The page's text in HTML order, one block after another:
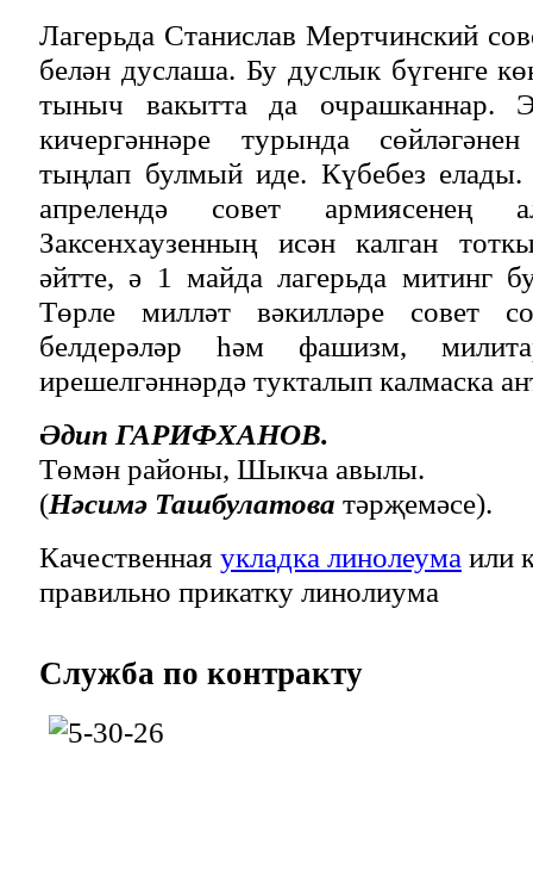
Лагерьда Станислав Мертчинский
белән дуслаша. Бу дуслык бүгенге
тыныч вакытта да очрашканнар.
кичергәннәре турында сөйләгәнен
тыңлап булмый иде. Күбебез
апрелендә совет армиясенең
Заксенхаузенның исән калган
әйтте, ә 1 майда лагерьда митинг
Төрле милләт вәкилләре совет
белдерәләр һәм фашизм,
ирешелгәннәрдә тукталып калмаска
Әдип ГАРИФХАНОВ.
Төмән районы, Шыкча авылы.
(Нәсимә Ташбулатова тәрҗемәсе).
Качественная укладка линолеума или
правильно прикатку линолиума
Служба по контракту